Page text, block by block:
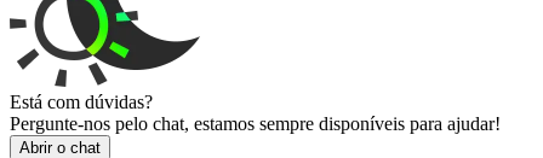
Está com dúvidas?
Pergunte-nos pelo chat, estamos sempre disponíveis para ajudar!
Abrir o chat